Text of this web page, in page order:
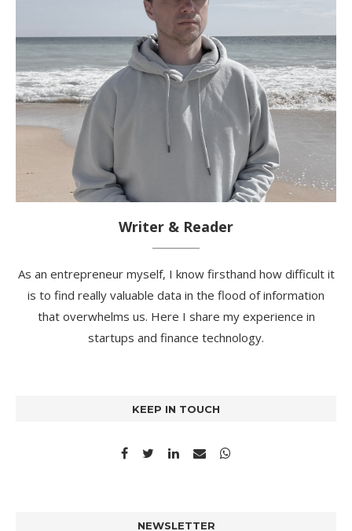
Writer & Reader
As an entrepreneur myself, I know firsthand how difficult it
is to find really valuable data in the flood of information
that overwhelms us. Here I share my experience in
startups and finance technology.
KEEP IN TOUCH
NEWSLETTER